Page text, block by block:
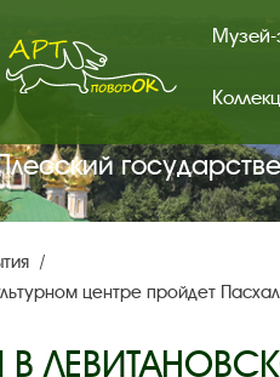
поводок.
Музей-
центре пройдет
В